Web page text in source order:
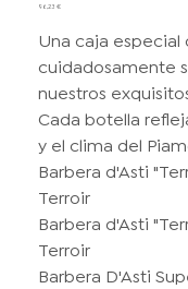
Precio
96,23 €
Una caja especial
cuidadosamente
nuestros
Cada botella
y el clima del
Barbera d'Asti
Terroir
Barbera d'Asti
Terroir
Barbera D'Asti